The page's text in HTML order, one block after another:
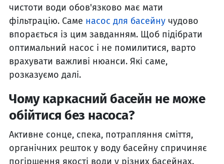
чистоти води обов'язково має мати
фільтрацію. Саме насос для басейну чудово
впорається із цим завданням. Щоб підібрати
оптимальний насос і не помилитися, варто
врахувати важливі нюанси. Які саме,
розказуємо далі.
Чому каркасний басейн не може
обійтися без насоса?
Активне сонце, спека, потрапляння сміття,
органічних решток у воду басейну спричиняє
погіршення якості води у різних басейнах.